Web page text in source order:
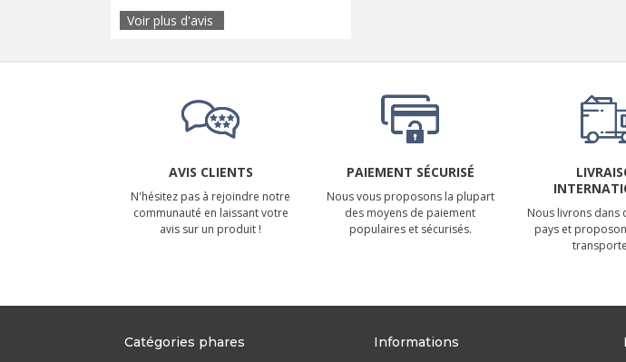
Voir plus d'avis
AVIS CLIENTS
N'hésitez pas à rejoindre notre
communauté en laissant votre
avis sur un produit !
PAIEMENT SÉCURISÉ
Nous vous proposons la plupart
des moyens de paiement
populaires et sécurisés.
Nous livrons dans
pays et
Catégories phares Informations